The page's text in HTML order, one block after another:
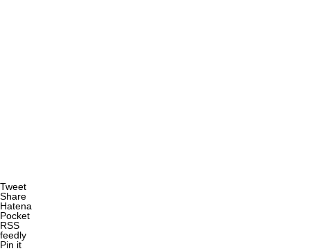
Tweet
Share
Hatena
Pocket
RSS
feedly
Pin it